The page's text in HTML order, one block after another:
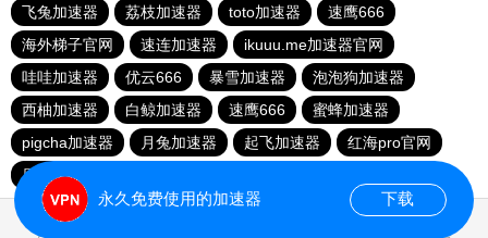
飞兔加速器
荔枝加速器 toto加速器
速鹰666
海外梯子官网
速连加速器
ikuuu.me加速器官网
哇哇加速器
优云666 暴雪加速器
泡泡狗加速器
西柚加速器
白鲸加速器 速鹰666
蜜蜂加速器
pigcha加速器
月兔加速器 起飞加速器
红海pro官网
原子加速器
永久免费使用的加速器 下载